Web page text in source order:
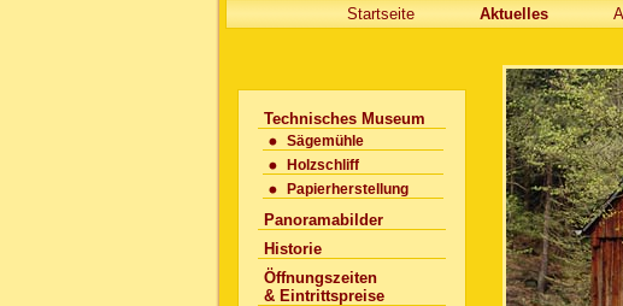
Startseite Aktuelles
Technisches Museum
Sägemühle
Holzschliff
Papierherstellung
Panoramabilder
Historie
Öffnungszeiten
& Eintrittspreise